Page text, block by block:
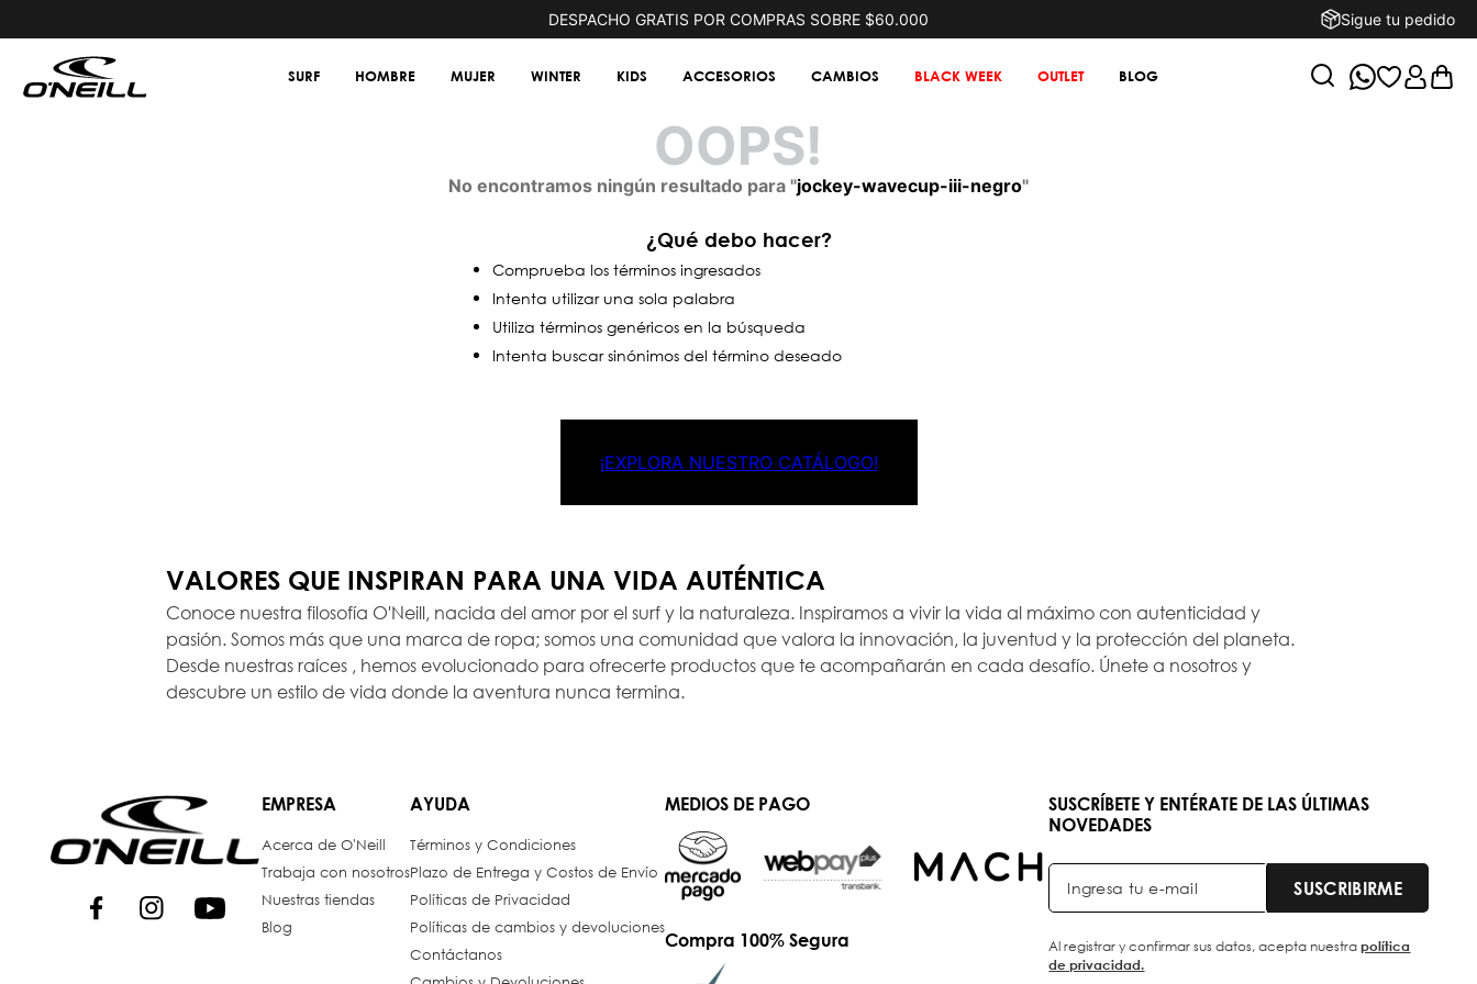
DESPACHO GRATIS POR COMPRAS SOBRE $60.000 Sigue tu pedido
SURF HOMBRE MUJER WINTER KIDS ACCESORIOS CAMBIOS BLACK WEEK OUTLET BLOG
OOPS!
No encontramos ningún resultado para "jockey-wavecup-iii-negro"
¿Qué debo hacer?
Comprueba los términos ingresados
Intenta utilizar una sola palabra
Utiliza términos genéricos en la búsqueda
Intenta buscar sinónimos del término deseado
¡EXPLORA NUESTRO CATÁLOGO!
VALORES QUE INSPIRAN PARA UNA VIDA AUTÉNTICA
Conoce nuestra filosofía O'Neill, nacida del amor por el surf y la naturaleza. Inspiramos a vivir la vida al máximo con autenticidad y
pasión. Somos más que una marca de ropa; somos una comunidad que valora la innovación, la juventud y la protección del planeta.
Desde nuestras raíces , hemos evolucionado para ofrecerte productos que te acompañarán en cada desafío. Únete a nosotros y
descubre un estilo de vida donde la aventura nunca termina.
EMPRESA
Acerca de O'Neill
Trabaja con nosotros
Nuestras tiendas
Blog
AYUDA
Términos y Condiciones
Plazo de Entrega y Costos de Envío
Políticas de Privacidad
Políticas de cambios y devoluciones
Contáctanos
MEDIOS DE PAGO
Compra 100% Segura
SUSCRÍBETE Y ENTÉRATE DE LAS ÚLTIMAS
NOVEDADES
SUSCRIBIRME
Al registrar y confirmar sus datos, acepta nuestrapolítica
de privacidad.